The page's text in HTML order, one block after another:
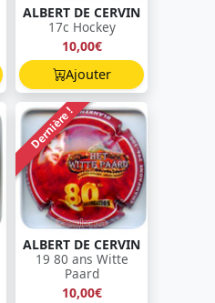
ALBERT DE CERVIN
17c Hockey
10,00€
Ajouter
Dernière !
ALBERT DE CERVIN
19 80 ans Witte
Paard
10,00€